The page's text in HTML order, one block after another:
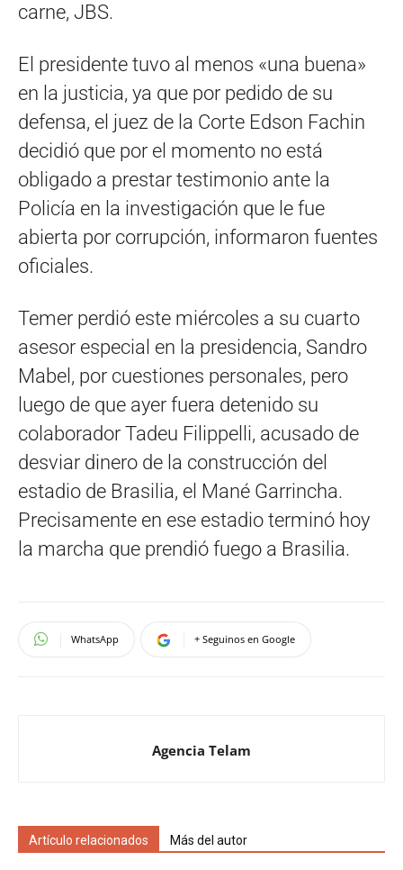
carne, JBS.
El presidente tuvo al menos «una buena»
en la justicia, ya que por pedido de su
defensa, el juez de la Corte Edson Fachin
decidió que por el momento no está
obligado a prestar testimonio ante la
Policía en la investigación que le fue
abierta por corrupción, informaron fuentes
oficiales.
Temer perdió este miércoles a su cuarto
asesor especial en la presidencia, Sandro
Mabel, por cuestiones personales, pero
luego de que ayer fuera detenido su
colaborador Tadeu Filippelli, acusado de
desviar dinero de la construcción del
estadio de Brasilia, el Mané Garrincha.
Precisamente en ese estadio terminó hoy
la marcha que prendió fuego a Brasilia.
WhatsApp + Seguinos en Google
Agencia Telam
Artículo relacionados Más del autor